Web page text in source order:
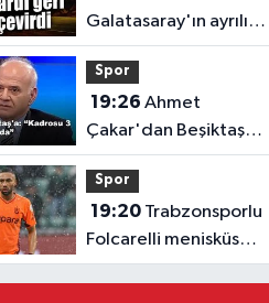
Galatasaray'ın ayrılık
davetini kabul etmedi
Spor
19:26 Ahmet
Çakar'dan Beşiktaş
kadrosuna sert sözler
Spor
19:20
Folcarelli menisküs
ameliyatı geçirdi